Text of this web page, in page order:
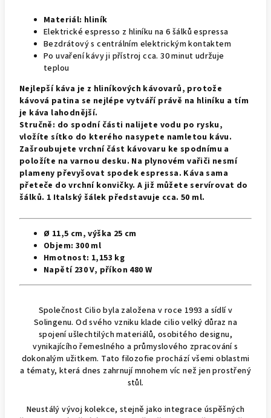
Materiál: hliník
Elektrické espresso z hliníku na 6 šálkůespressa
Bezdrátovýs centrálním elektrickým kontaktem
Po uvaření kávy ji přístroj cca. 30 minut udržuje
teplou
Nejlepší káva je z hliníkových kávovarů, protože
kávová patina se nejlépe vytváří právě na hliníku a tím
je káva lahodnější.
Stručně: do spodní části nalijete vodu po rysku,
vložíte sítko do kterého nasypete namletou kávu.
Zašroubujete vrchní část kávovaru ke spodnímu a
položíte na varnou desku. Na plynovém vařiči nesmí
plameny převyšovat spodek espressa. Káva sama
přeteče do vrchní konvičky. A již můžete servírovat do
šálků. 1 Italský šálek představuje cca. 50 ml.
Ø 11,5 cm, výška 25 cm
Objem: 300 ml
Hmotnost: 1,153 kg
Napětí 230 V, příkon 480 W
Společnost Cilio byla založena v roce 1993 a sídlí v
Solingenu. Od svého vzniku klade cilio velký důraz na
spojení ušlechtilých materiálů, osobitého designu,
vynikajícího řemeslného a průmyslového zpracování s
dokonalým užitkem. Tato filozofie prochází všemi oblastmi
a tématy, která dnes zahrnují mnohem víc než jen prostřený
stůl.
Neustálý vývoj kolekce, stejně jako integrace úspěšných